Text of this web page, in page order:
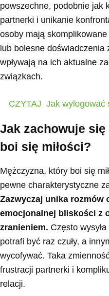
powszechne, podobnie jak
partnerki i unikanie
osoby mają
lub bolesne doświadczenia
wpływają na ich aktualne
związkach.
CZYTAJ Jak wylogować
Jak zachowuje
boi się miłości?
Mężczyzna, który boi się
pewne charakterystyczne
Zazwyczaj unika rozmów
emocjonalnej bliskości z
zranieniem. Często
potrafi być raz czuły, a
wycofywać. Taka
frustracji partnerki i
relacji.